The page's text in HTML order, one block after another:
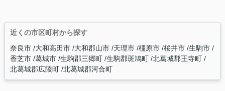
近くの市区町村から探す
奈良市 大和高田市 大和郡山市 天理市 橿原市 桜井市 生駒市
香芝市 葛城市 生駒郡三郷町 生駒郡斑鳩町 北葛城郡王寺町
北葛城郡広陵町 北葛城郡河合町